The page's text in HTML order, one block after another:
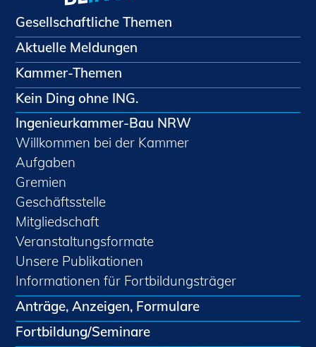
Gesellschaftliche Themen
Aktuelle Meldungen
Kammer-Themen
Kein Ding ohne ING.
Ingenieurkammer-Bau NRW
Willkommen bei der Kammer
Aufgaben
Gremien
Geschäftsstelle
Mitgliedschaft
Veranstaltungsformate
Unsere Publikationen
Informationen für Fortbildungsträger
Anträge, Anzeigen, Formulare
Fortbildung/Seminare